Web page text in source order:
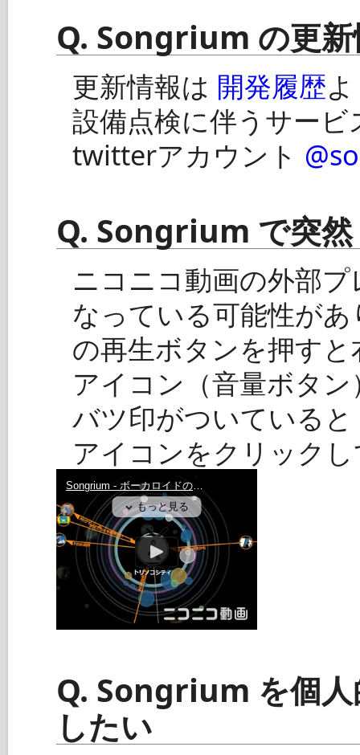
Q. Songrium の更
更新情報は 開発履歴
設備点検に伴うサー
twitterアカウント
Q. Songrium で突
ニコニコ動画の外部
なっている可能性が
の再生ボタンを押す
アイコン（音量ボタ
バツ印がついている
アイコンをクリック
Q. Songrium を個人
したい